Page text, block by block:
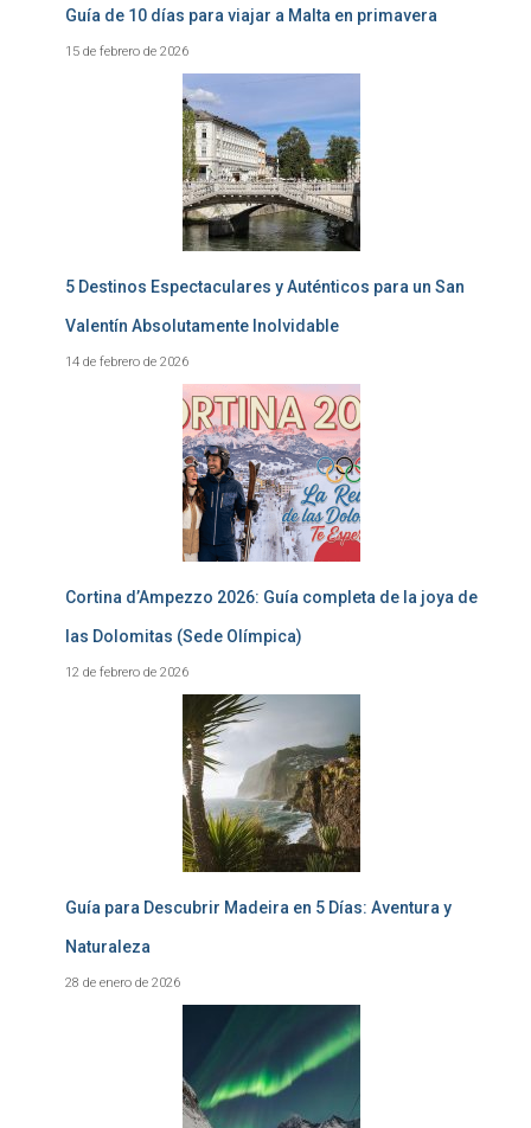
Guía de 10 días para viajar a Malta en primavera
15 de febrero de 2026
5 Destinos Espectaculares y Auténticos para un San
Valentín Absolutamente Inolvidable
14 de febrero de 2026
Cortina d’Ampezzo 2026: Guía completa de la joya de
las Dolomitas (Sede Olímpica)
12 de febrero de 2026
Guía para Descubrir Madeira en 5 Días: Aventura y
Naturaleza
28 de enero de 2026